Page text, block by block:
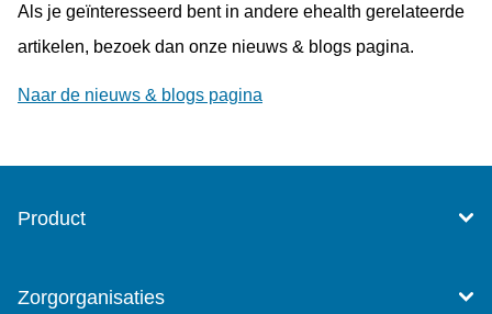
Als je geïnteresseerd bent in andere ehealth gerelateerde
artikelen, bezoek dan onze nieuws & blogs pagina.
Naar de nieuws & blogs pagina
Product
Zorgorganisaties